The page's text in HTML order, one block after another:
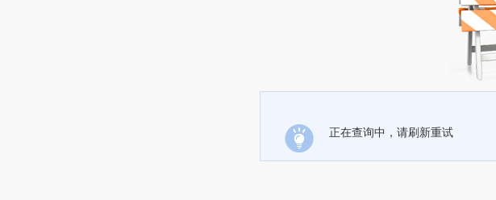
正在查询中，请刷新重试